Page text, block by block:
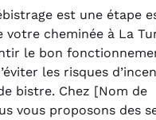
est une étape
votre cheminée à La
le bon
les risques
bistre. Chez [Nom de
vous proposons des